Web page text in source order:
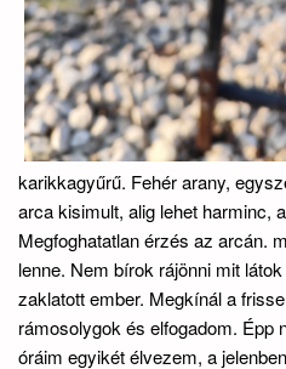
karikkagyűrű. Fehér arany,
arca kisimult, alig lehet harminc,
Megfoghatatlan érzés az arcán.
lenne. Nem bírok rájönni mit
zaklatott ember. Megkínál a
rámosolygok és elfogadom. Épp
óráim egyikét élvezem, a